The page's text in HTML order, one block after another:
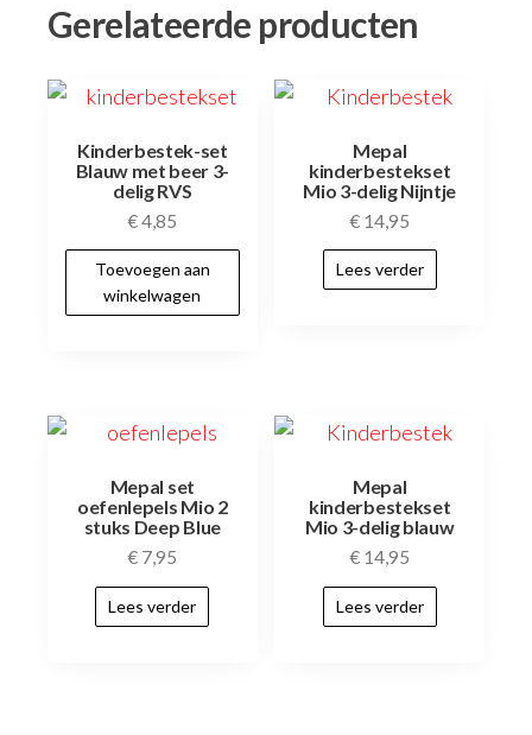
Gerelateerde producten
Kinderbestek-set
Blauw met beer 3-
delig RVS
€4,85
Toevoegen aan
winkelwagen
Mepal
kinderbestekset
Mio 3-delig Nijntje
€ 14,95
Lees verder
Mepal set
oefenlepels Mio 2
stuks Deep Blue
€ 7,95
Lees verder
Mepal
kinderbestekset
Mio 3-delig blauw
€ 14,95
Lees verder